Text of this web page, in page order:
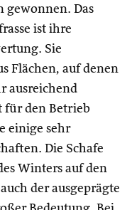
gewonnen. Das
ist ihre
Sie
Flächen, auf denen
ausreichend
für den Betrieb
einige sehr
Die Schafe
Winters auf den
der ausgeprägte